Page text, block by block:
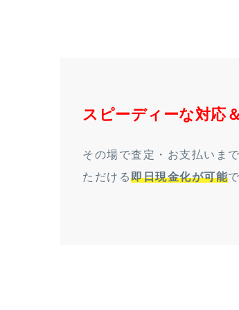
スピーディーな対応
その場で査定・お支払いま
ただける即日現金化が可能